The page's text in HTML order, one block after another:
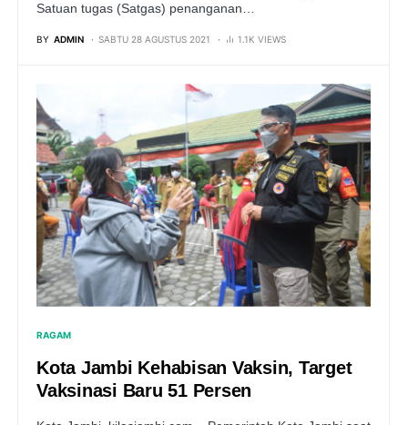
Satuan tugas (Satgas) penanganan…
BY ADMIN SABTU 28 AGUSTUS 2021 1.1K VIEWS
RAGAM
Kota Jambi Kehabisan Vaksin, Target
Vaksinasi Baru 51 Persen